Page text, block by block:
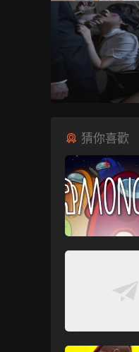
猜你喜歡